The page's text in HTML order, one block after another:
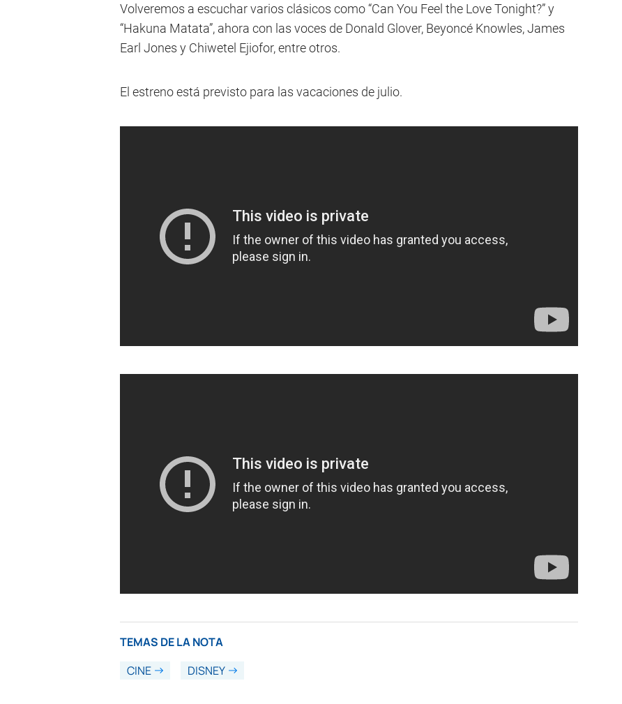
Volveremos a escuchar varios clásicos como “Can You Feel the Love Tonight?” y
“Hakuna Matata”, ahora con las voces de Donald Glover, Beyoncé Knowles, James
Earl Jones y Chiwetel Ejiofor, entre otros.
El estreno está previsto para las vacaciones de julio.
TEMAS DE LA NOTA
CINE
DISNEY